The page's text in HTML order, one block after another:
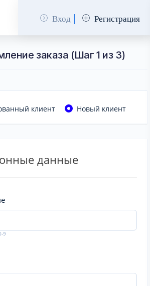
Вход Регистрация
заказа (Шаг 1 из 3)
клиент Новый клиент
данные
9